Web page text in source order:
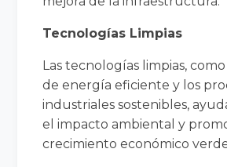
Tecnologías Limpias
Las tecnologías limpias,
de energía eficiente y los
industriales sostenibles,
el impacto ambiental y
crecimiento económico